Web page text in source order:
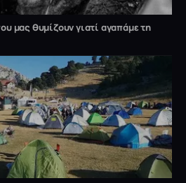
μας θυμίζουν γιατί αγαπάμε τη